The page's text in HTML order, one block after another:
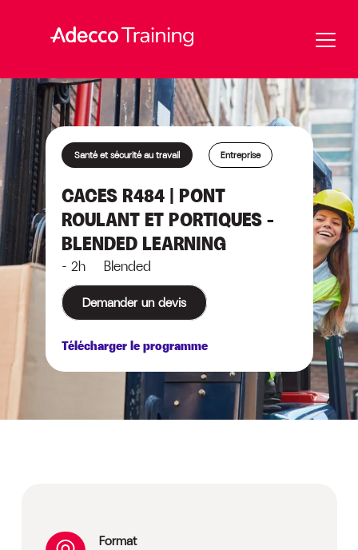
Santé et sécurité au travail Entreprise
CACES R484 | PONT
ROULANT ET PORTIQUES –
BLENDED LEARNING
- 2h Blended
Demander un devis
Télécharger le programme
Format